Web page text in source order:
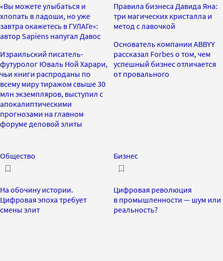
«Вы можете улыбаться и
хлопать в ладоши, но уже
завтра окажетесь в ГУЛАГе»:
автор Sapiens напугал Давос
Израильский писатель-
футуролог Юваль Ной Харари,
чьи книги распроданы по
всему миру тиражом свыше 30
млн экземпляров, выступил с
апокалиптическими
прогнозами на главном
форуме деловой элиты
Правила бизнеса Давида Яна:
три магических кристалла и
метод с лавочкой
Основатель компании ABBYY
рассказал Forbes о том, чем
успешный бизнес отличается
от провального
Общество
На обочину истории.
Цифровая эпоха требует
смены элит
Бизнес
Цифровая революция
в промышленности — шум или
реальность?